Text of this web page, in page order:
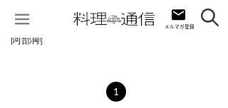
阿部剛
1